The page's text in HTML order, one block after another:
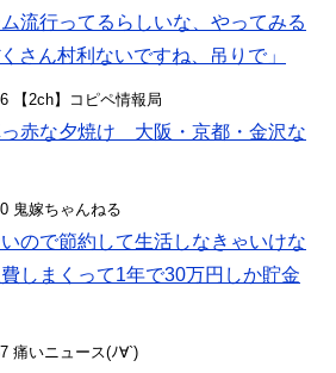
流行ってるらしいな、やってみる
さん村利ないですね、吊りで」
【2ch】コピペ情報局
赤な夕焼け 大阪・京都・金沢な
鬼嫁ちゃんねる
ので節約して生活しなきゃいけな
しまくって1年で30万円しか貯金
痛いニュース(ﾉ∀`)